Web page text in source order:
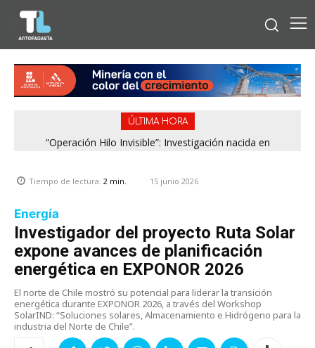
ÚLTIMA HORA
“Operación Hilo Invisible”: Investigación nacida en
Tiempo de lectura: 2 min. 15 junio 2026
Energía
Investigador del proyecto Ruta Solar
expone avances de planificación
energética en EXPONOR 2026
El norte de Chile mostró su potencial para liderar la transición
energética durante EXPONOR 2026, a través del Workshop
SolarIND: “Soluciones solares, Almacenamiento e Hidrógeno para la
industria del Norte de Chile”.